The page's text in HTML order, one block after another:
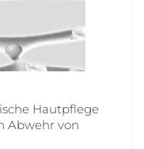
Hautpflege
Abwehr von